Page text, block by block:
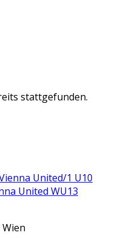
stattgefunden.
United/1 U10
United WU13